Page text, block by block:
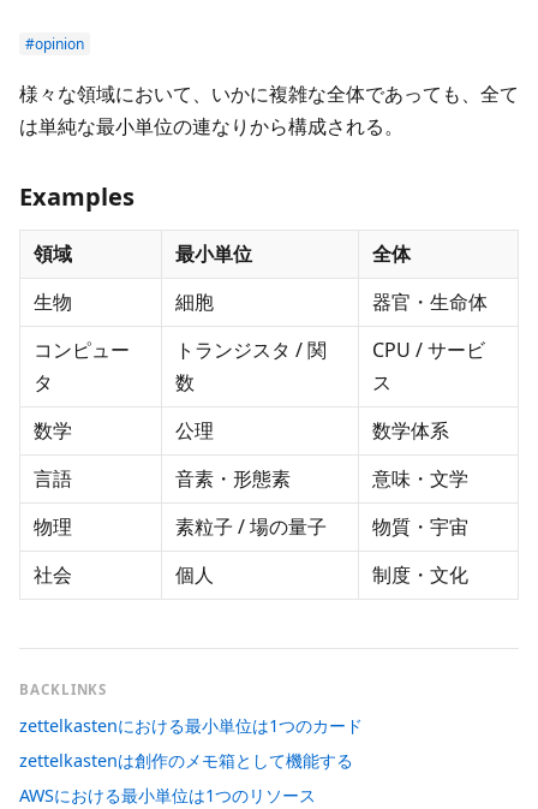
#opinion
様々な領域において、いかに複雑な全体であっても、全て
は単純な最小単位の連なりから構成される。
Examples
領域 最小単位
全体
生物
細胞
器官・生命体
コンピュー
タ
トランジスタ / 関
数
CPU / サービ
ス
数学
公理
数学体系
言語
音素・形態素
意味・文学
物理
素粒子 / 場の量子
物質・宇宙
社会
個人 制度・文化
BACKLINKS
zettelkastenにおける最小単位は1つのカード
zettelkastenは創作のメモ箱として機能する
AWSにおける最小単位は1つのリソース